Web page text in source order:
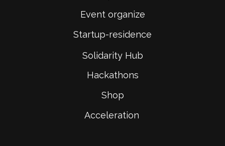
Event organize
Startup-residence
Solidarity Hub
Hackathons
Shop
Acceleration